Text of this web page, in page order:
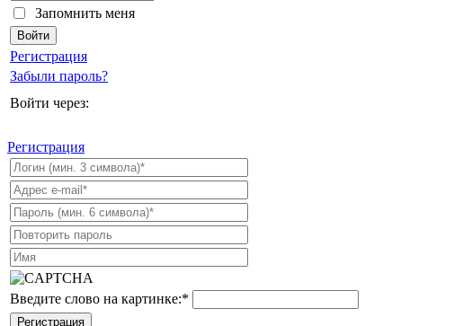
Запомнить меня
Регистрация
Забыли пароль?
Войти через:
Регистрация
Введите слово на картинке:*